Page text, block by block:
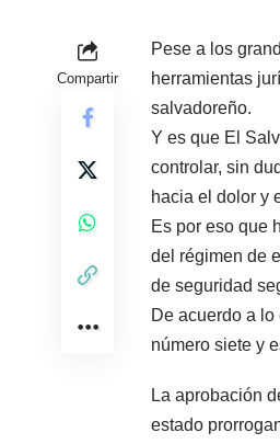
Compartir
Pese a los
herramientas
salvadoreño.
Y es que El
controlar, sin
hacia el dolor y
Es por eso que
del régimen de
de seguridad
De acuerdo a
número siete y
La aprobación
estado